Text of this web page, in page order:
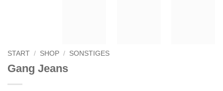
START / SHOP / SONSTIGES
Gang Jeans